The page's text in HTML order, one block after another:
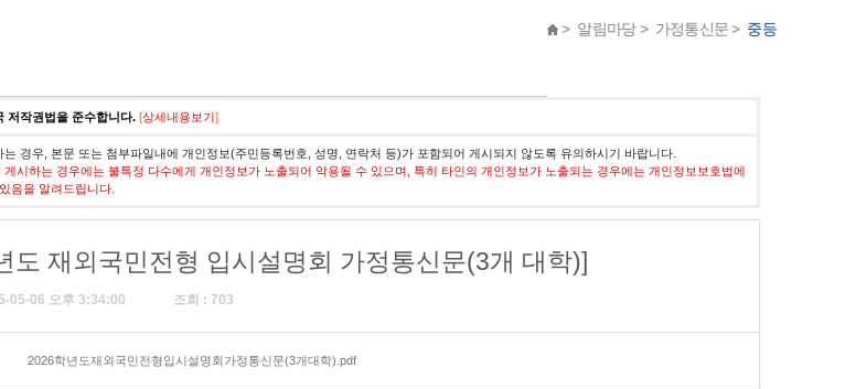
> 알림마당 > 가정통신문 > 중등
저작권법을 준수합니다. [상세내용보기]
는 경우, 본문 또는 첨부파일내에 개인정보(주민등록번호, 성명, 연락처 등)가 포함되어 게시되지 않도록 유의하시기 바랍니다.
시하는 경우에는 불특정 다수에게 개인정보가 노출되어 악용될 수 있으며, 특히 타인의 개인정보가 노출되는 경우에는 개인정보보호법에
음을 알려드립니다.
도 재외국민전형 입시설명회 가정통신문(3개 대학)]
05-06 오후 3:34:00 조회 : 703
2026학년도재외국민전형입시설명회가정통신문(3개대학).pdf